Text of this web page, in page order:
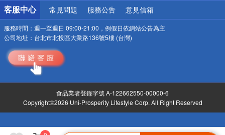
客服中心 常見問題 服務公告 意見信箱
服務時間： 週一至週日 09:00-21:00，例假日依網站公告為主
公司地址： 台北市北投區大業路136號5樓 (台灣)
食品業者登錄字號 A-122662550-00000-6
Copyright©2026 Uni-Prosperity Lifestyle Corp. All Right Reserved